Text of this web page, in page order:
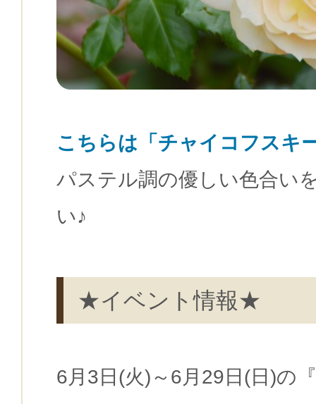
こちらは「チャイコフスキ
パステル調の優しい色合い
い♪
★イベント情報★
6月3日(火)～6月29日(日)の